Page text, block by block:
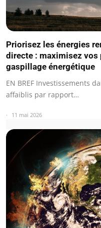
Priorisez les énergies
directe : maximisez
gaspillage énergétique
EN BREF Investissements
affaiblis par rapport…
11 mai 2026